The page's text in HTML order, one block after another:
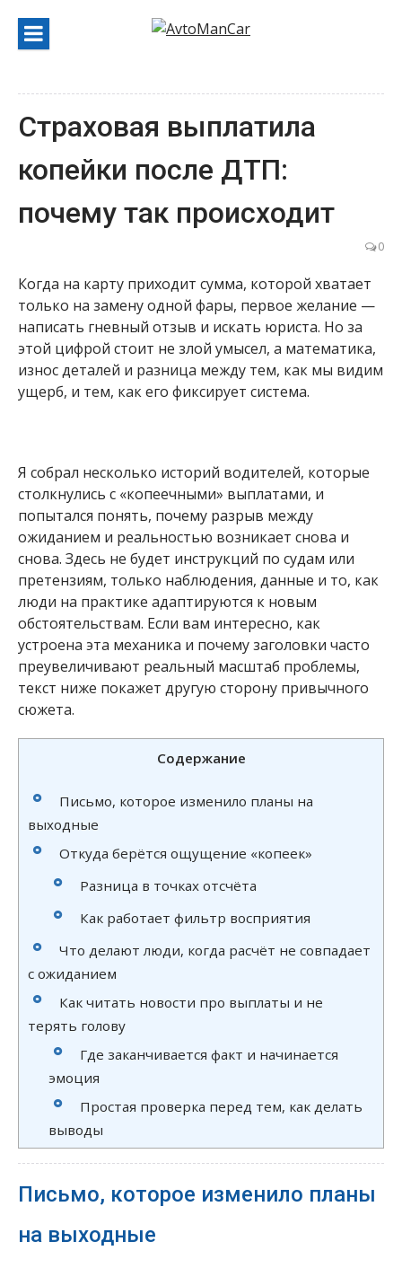
содержанию
Страховая выплатила
копейки после ДТП:
почему так происходит
0
Когда на карту приходит сумма, которой хватает
только на замену одной фары, первое желание —
написать гневный отзыв и искать юриста. Но за
этой цифрой стоит не злой умысел, а математика,
износ деталей и разница между тем, как мы видим
ущерб, и тем, как его фиксирует система.
Я собрал несколько историй водителей, которые
столкнулись с «копеечными» выплатами, и
попытался понять, почему разрыв между
ожиданием и реальностью возникает снова и
снова. Здесь не будет инструкций по судам или
претензиям, только наблюдения, данные и то, как
люди на практике адаптируются к новым
обстоятельствам. Если вам интересно, как
устроена эта механика и почему заголовки часто
преувеличивают реальный масштаб проблемы,
текст ниже покажет другую сторону привычного
сюжета.
Содержание
Письмо, которое изменило планы на
выходные
Откуда берётся ощущение «копеек»
Разница в точках отсчёта
Как работает фильтр восприятия
Что делают люди, когда расчёт не совпадает
с ожиданием
Как читать новости про выплаты и не
терять голову
Где заканчивается факт и начинается
эмоция
Простая проверка перед тем, как делать
выводы
Письмо, которое изменило планы
на выходные